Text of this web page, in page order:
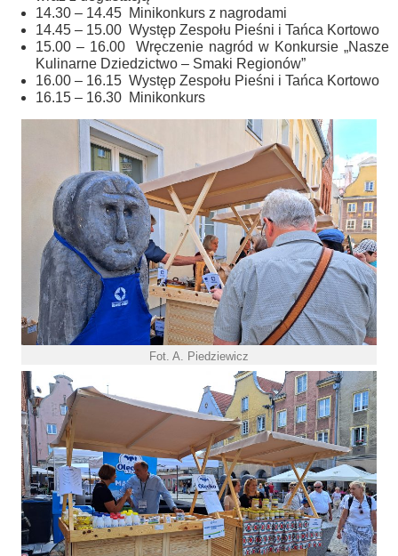
14.30 – 14.45 Minikonkurs z nagrodami
14.45 – 15.00 Występ Zespołu Pieśni i Tańca Kortowo
15.00 – 16.00 Wręczenie nagród w Konkursie „Nasze
Kulinarne Dziedzictwo – Smaki Regionów”
16.00 – 16.15 Występ Zespołu Pieśni i Tańca Kortowo
16.15 – 16.30 Minikonkurs
Fot. A. Piedziewicz